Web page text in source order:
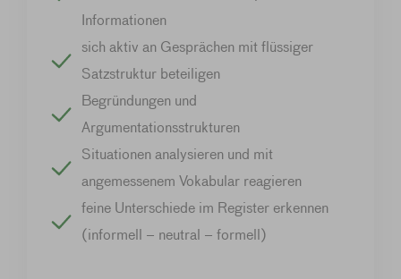
Informationen
sich aktiv an Gesprächen mit flüssiger
Satzstruktur beteiligen
Begründungen und
Argumentationsstrukturen
Situationen analysieren und mit
angemessenem Vokabular reagieren
feine Unterschiede im Register erkennen
(informell – neutral – formell)